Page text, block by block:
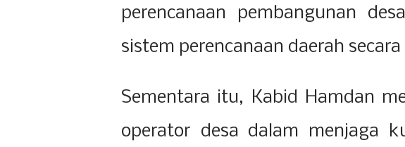
perencanaan pembangunan
sistem perencanaan daerah
Sementara itu, Kabid Hamdan
operator desa dalam menjaga